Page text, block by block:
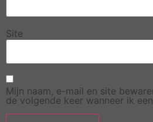
Site
Mijn naam, e-mail en site
de volgende keer wanneer ik